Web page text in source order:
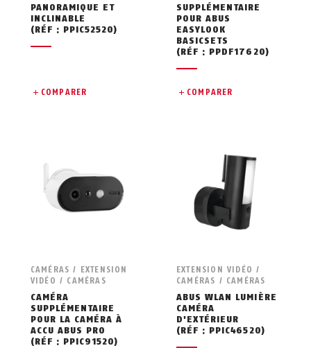
PANORAMIQUE ET
INCLINABLE
(RÉF : PPIC52520)
COMPARER
SUPPLÉMENTAIRE
POUR ABUS
EASYLOOK
BASICSETS
(RÉF : PPDF17620)
COMPARER
CAMÉRAS / EXTENSION
VIDÉO / CAMÉRAS
CAMÉRA
SUPPLÉMENTAIRE
POUR LA CAMÉRA À
ACCU ABUS PRO
(RÉF : PPIC91520)
EXTENSION VIDÉO /
CAMÉRAS / CAMÉRAS
ABUS WLAN LUMIÈRE
CAMÉRA
D'EXTÉRIEUR
(RÉF : PPIC46520)